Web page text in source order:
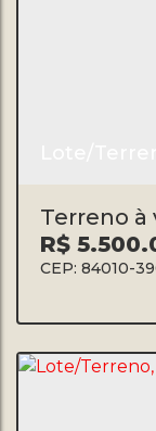
Terreno à
Grossa/PR
R$
CEP: 84010-